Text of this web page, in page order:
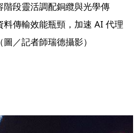
階段靈活調配銅纜與光學傳
料傳輸效能瓶頸，加速 AI 代理
／記者師瑞德攝影）